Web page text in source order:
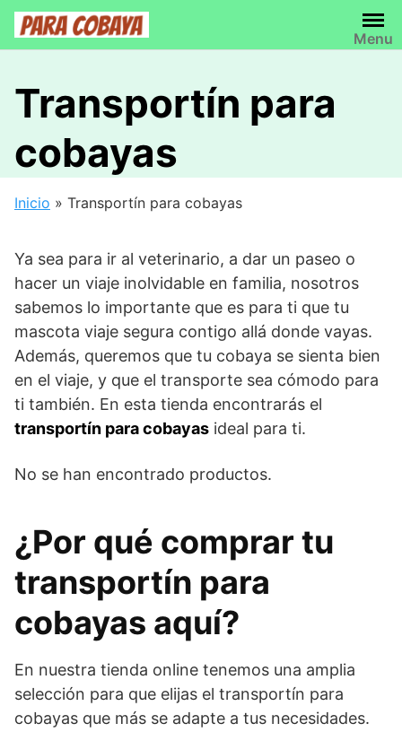
Saltar
contenido
Menu
Transportín para
cobayas
Inicio » Transportín para cobayas
Ya sea para ir al veterinario, a dar un paseo o
hacer un viaje inolvidable en familia, nosotros
sabemos lo importante que es para ti que tu
mascota viaje segura contigo allá donde vayas.
Además, queremos que tu cobaya se sienta bien
en el viaje, y que el transporte sea cómodo para
ti también. En esta tienda encontrarás el
transportín para cobayas ideal para ti.
No se han encontrado productos.
¿Por qué comprar tu
transportín para
cobayas aquí?
En nuestra tienda online tenemos una amplia
selección para que elijas el transportín para
cobayas que más se adapte a tus necesidades.